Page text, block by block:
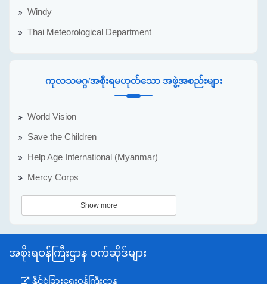
Windy
Thai Meteorological Department
ကုလသမဂ္ဂ/အစိုးရမဟုတ်သော အဖွဲ့အစည်းများ
World Vision
Save the Children
Help Age International (Myanmar)
Mercy Corps
Show more
အစိုးရဝန်ကြီးဌာန ဝက်ဆိုဒ်များ
နိုင်ငံခြားရေးဝန်ကြီးဌာန